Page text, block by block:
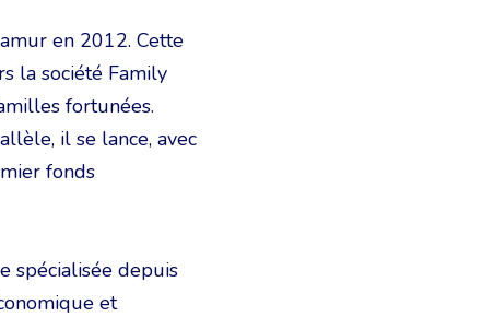
en 2012. Cette
la société Family
fortunées.
il se lance, avec
fonds
spécialisée depuis
et